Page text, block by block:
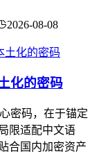
2026-08-08
化的密码
密码，在于锚定
限适配中文语
合国内加密资产